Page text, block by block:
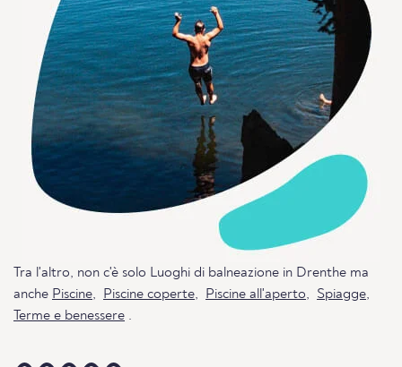
Tra l'altro, non c'è solo Luoghi di balneazione in Drenthe ma
anche Piscine, Piscine coperte, Piscine all'aperto, Spiagge,
Terme e benessere .